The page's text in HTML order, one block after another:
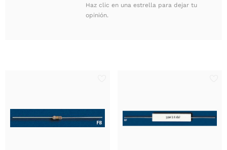
Haz clic en una estrella para dejar tu
opinión.